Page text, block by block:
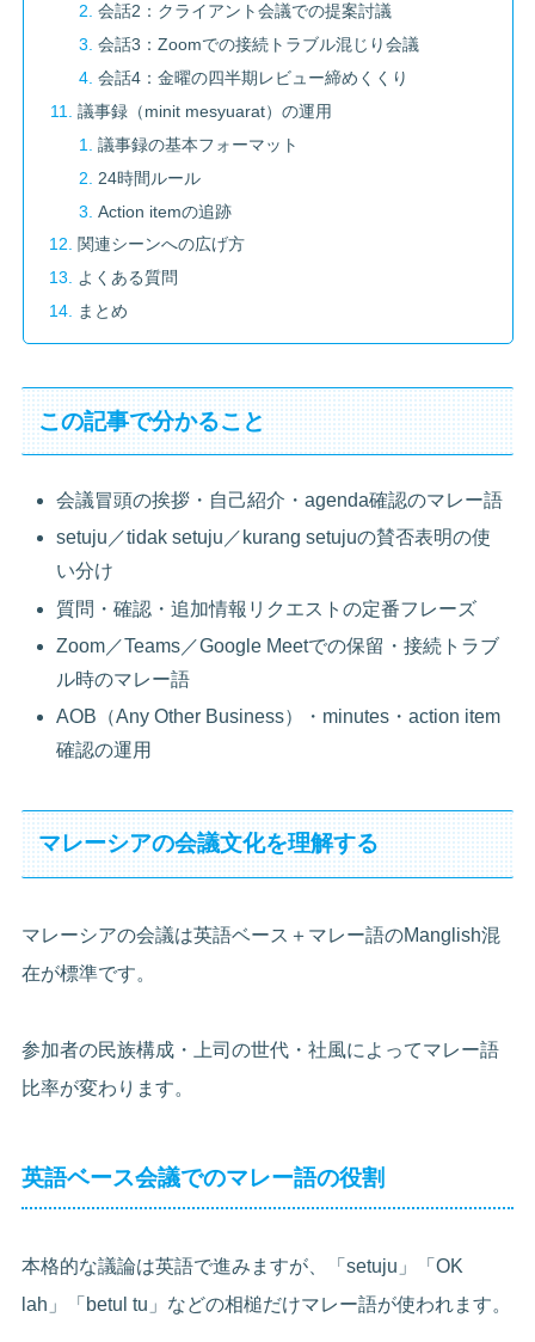
会話2：クライアント会議での提案討議
会話3：Zoomでの接続トラブル混じり会議
会話4：金曜の四半期レビュー締めくくり
議事録（minit mesyuarat）の運用
議事録の基本フォーマット
24時間ルール
Action itemの追跡
関連シーンへの広げ方
よくある質問
まとめ
この記事で分かること
会議冒頭の挨拶・自己紹介・agenda確認のマレー語
setuju／tidak setuju／kurang setujuの賛否表明の使
い分け
質問・確認・追加情報リクエストの定番フレーズ
Zoom／Teams／Google Meetでの保留・接続トラブ
ル時のマレー語
AOB（Any Other Business）・minutes・action item
確認の運用
マレーシアの会議文化を理解する
マレーシアの会議は英語ベース＋マレー語のManglish混
在が標準です。
参加者の民族構成・上司の世代・社風によってマレー語
比率が変わります。
英語ベース会議でのマレー語の役割
本格的な議論は英語で進みますが、「setuju」「OK
lah」「betul tu」などの相槌だけマレー語が使われます。